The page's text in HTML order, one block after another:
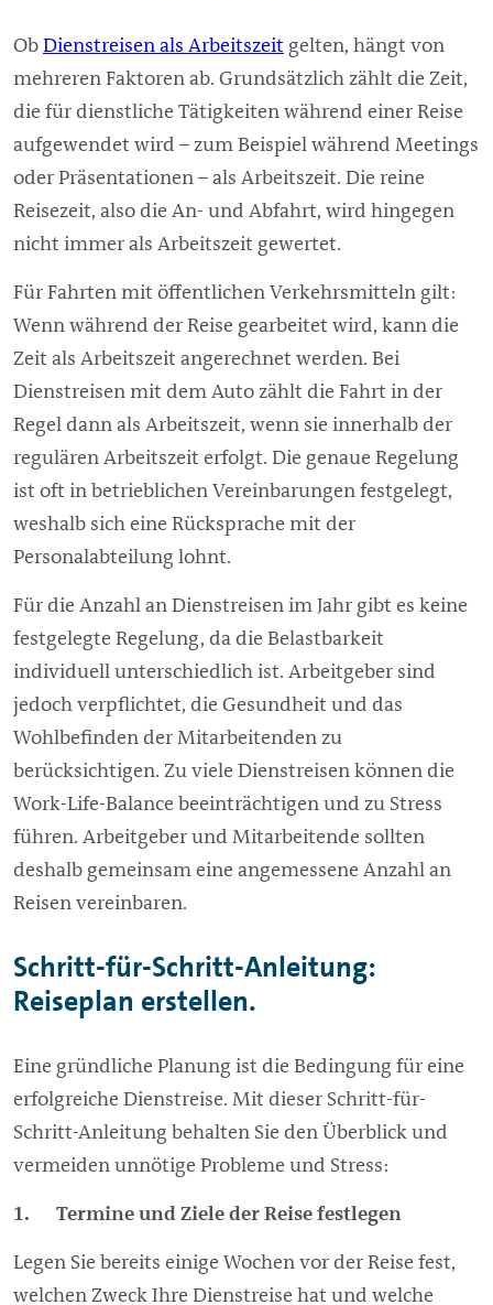
ObDienstreisen als Arbeitszeit gelten, hängt von
mehreren Faktoren ab. Grundsätzlich zählt die Zeit,
die für dienstliche Tätigkeiten während einer Reise
aufgewendet wird – zum Beispiel während Meetings
oder Präsentationen – als Arbeitszeit. Die reine
Reisezeit, also die An- und Abfahrt, wird hingegen
nicht immer als Arbeitszeit gewertet.
Für Fahrten mit öffentlichen Verkehrsmitteln gilt:
Wenn während der Reise gearbeitet wird, kann die
Zeit als Arbeitszeit angerechnet werden. Bei
Dienstreisen mit dem Auto zählt die Fahrt in der
Regel dann als Arbeitszeit, wenn sie innerhalb der
regulären Arbeitszeit erfolgt. Die genaue Regelung
ist oft in betrieblichen Vereinbarungen festgelegt,
weshalb sich eine Rücksprache mit der
Personalabteilung lohnt.
Für die Anzahl an Dienstreisen im Jahr gibt es keine
festgelegte Regelung, da die Belastbarkeit
individuell unterschiedlich ist. Arbeitgeber sind
jedoch verpflichtet, die Gesundheit und das
Wohlbefinden der Mitarbeitenden zu
berücksichtigen. Zu viele Dienstreisen können die
Work-Life-Balance beeinträchtigen und zu Stress
führen. Arbeitgeber und Mitarbeitende sollten
deshalb gemeinsam eine angemessene Anzahl an
Reisen vereinbaren.
Schritt-für-Schritt-Anleitung:
Reiseplan erstellen.
Eine gründliche Planung ist die Bedingung für eine
erfolgreiche Dienstreise. Mit dieser Schritt-für-
Schritt-Anleitung behalten Sie den Überblick und
vermeiden unnötige Probleme und Stress:
1. Termine und Ziele der Reise festlegen
Legen Sie bereits einige Wochen vor der Reise fest,
welchen Zweck Ihre Dienstreise hat und welche